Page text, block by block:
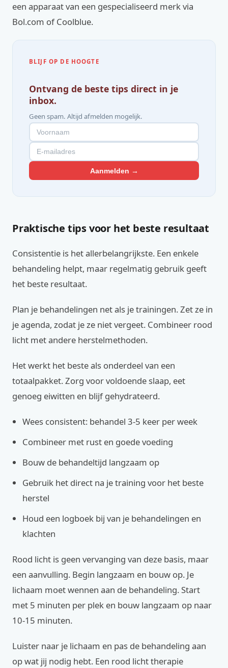
een apparaat van een gespecialiseerd merk via
Bol.com of Coolblue.
BLIJF OP DE HOOGTE
Ontvang de beste tips direct in je
inbox.
Geen spam. Altijd afmelden mogelijk.
Aanmelden →
Praktische tips voor het beste resultaat
Consistentie is het allerbelangrijkste. Een enkele
behandeling helpt, maar regelmatig gebruik geeft
het beste resultaat.
Plan je behandelingen net als je trainingen. Zet ze in
je agenda, zodat je ze niet vergeet. Combineer rood
licht met andere herstelmethoden.
Het werkt het beste als onderdeel van een
totaalpakket. Zorg voor voldoende slaap, eet
genoeg eiwitten en blijf gehydrateerd.
Wees consistent: behandel 3-5 keer per week
Combineer met rust en goede voeding
Bouw de behandeltijd langzaam op
Gebruik het direct na je training voor het beste
herstel
Houd een logboek bij van je behandelingen en
klachten
Rood licht is geen vervanging van deze basis, maar
een aanvulling. Begin langzaam en bouw op. Je
lichaam moet wennen aan de behandeling. Start
met 5 minuten per plek en bouw langzaam op naar
10-15 minuten.
Luister naar je lichaam en pas de behandeling aan
op wat jij nodig hebt. Een rood licht therapie